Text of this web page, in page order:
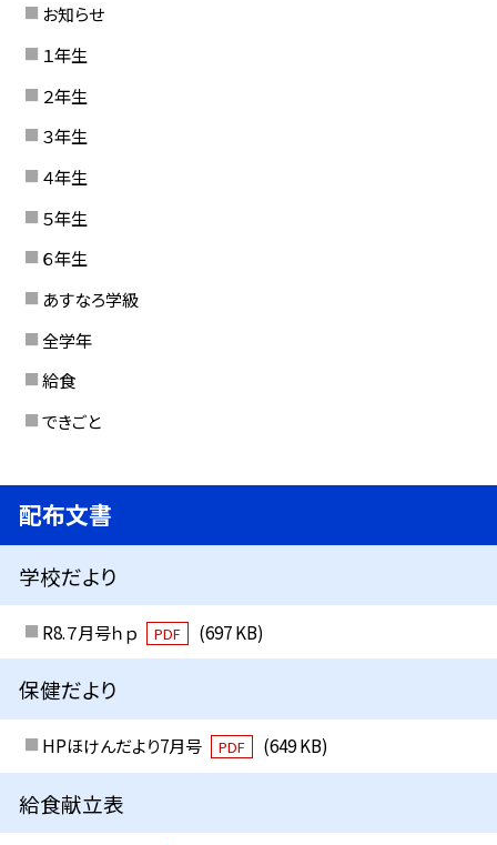
お知らせ
１年生
２年生
３年生
４年生
５年生
６年生
あすなろ学級
全学年
給食
できごと
配布文書
学校だより
R8.７月号ｈｐ PDF (697 KB)
保健だより
HPほけんだより7月号 PDF (649 KB)
給食献立表